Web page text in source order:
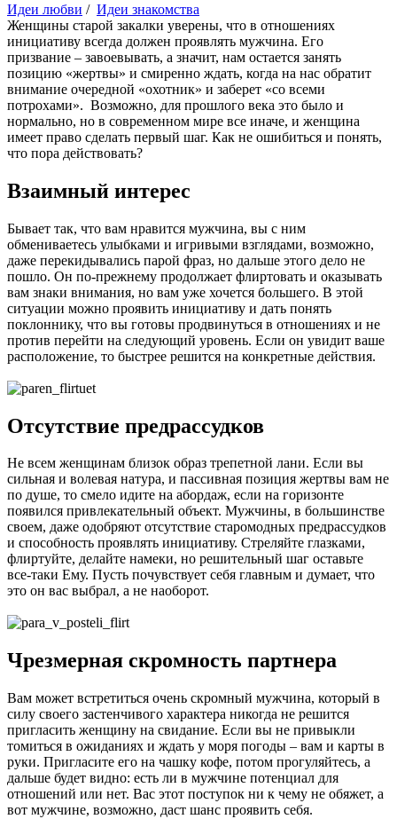
Идеи любви / Идеи знакомства
Женщины старой закалки уверены, что в отношениях
инициативу всегда должен проявлять мужчина. Его
призвание – завоевывать, а значит, нам остается занять
позицию «жертвы» и смиренно ждать, когда на нас обратит
внимание очередной «охотник» и заберет «со всеми
потрохами». Возможно, для прошлого века это было и
нормально, но в современном мире все иначе, и женщина
имеет право сделать первый шаг. Как не ошибиться и понять,
что пора действовать?
Взаимный интерес
Бывает так, что вам нравится мужчина, вы с ним
обмениваетесь улыбками и игривыми взглядами, возможно,
даже перекидывались парой фраз, но дальше этого дело не
пошло. Он по-прежнему продолжает флиртовать и оказывать
вам знаки внимания, но вам уже хочется большего. В этой
ситуации можно проявить инициативу и дать понять
поклоннику, что вы готовы продвинуться в отношениях и не
против перейти на следующий уровень. Если он увидит ваше
расположение, то быстрее решится на конкретные действия.
Отсутствие предрассудков
Не всем женщинам близок образ трепетной лани. Если вы
сильная и волевая натура, и пассивная позиция жертвы вам не
по душе, то смело идите на абордаж, если на горизонте
появился привлекательный объект. Мужчины, в большинстве
своем, даже одобряют отсутствие старомодных предрассудков
и способность проявлять инициативу. Стреляйте глазками,
флиртуйте, делайте намеки, но решительный шаг оставьте
все-таки Ему. Пусть почувствует себя главным и думает, что
это он вас выбрал, а не наоборот.
Чрезмерная скромность партнера
Вам может встретиться очень скромный мужчина, который в
силу своего застенчивого характера никогда не решится
пригласить женщину на свидание. Если вы не привыкли
томиться в ожиданиях и ждать у моря погоды – вам и карты в
руки. Пригласите его на чашку кофе, потом прогуляйтесь, а
дальше будет видно: есть ли в мужчине потенциал для
отношений или нет. Вас этот поступок ни к чему не обяжет, а
вот мужчине, возможно, даст шанс проявить себя.